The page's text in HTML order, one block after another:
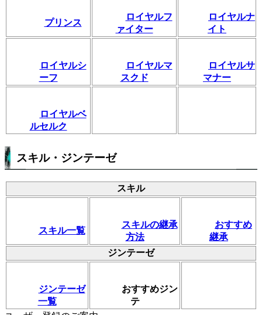
プリンス
ロイヤルフ
ァイター
ロイヤルナ
イト
ロイヤルシ
ーフ
ロイヤルマ
スクド
ロイヤルサ
マナー
ロイヤルベ
ルセルク
スキル・ジンテーゼ
スキル
スキル一覧
スキルの継承
方法
おすすめ
継承
ジンテーゼ
ジンテーゼ
一覧
おすすめジン
テ